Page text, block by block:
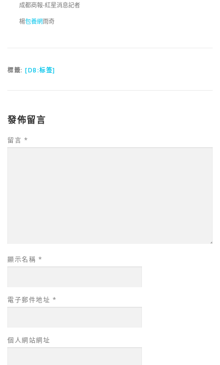
成都商報-紅星消息記者
楊包養網雨奇
標籤: [DB:标签]
發佈留言
留言 *
顯示名稱 *
電子郵件地址 *
個人網站網址